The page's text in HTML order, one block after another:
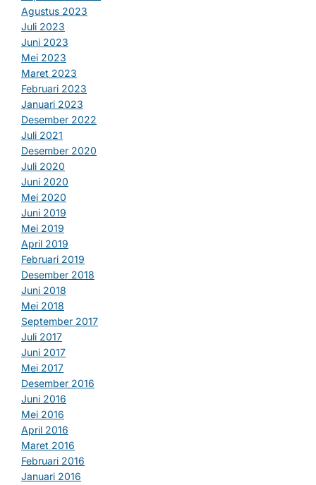
Agustus 2023
Juli 2023
Juni 2023
Mei 2023
Maret 2023
Februari 2023
Januari 2023
Desember 2022
Juli 2021
Desember 2020
Juli 2020
Juni 2020
Mei 2020
Juni 2019
Mei 2019
April 2019
Februari 2019
Desember 2018
Juni 2018
Mei 2018
September 2017
Juli 2017
Juni 2017
Mei 2017
Desember 2016
Juni 2016
Mei 2016
April 2016
Maret 2016
Februari 2016
Januari 2016